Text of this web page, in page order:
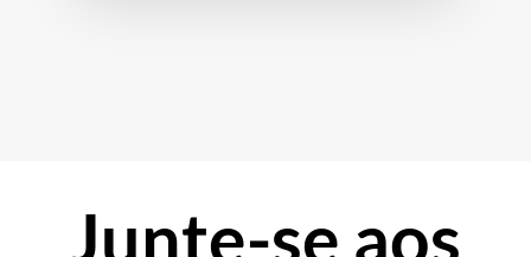
Junte-se aos